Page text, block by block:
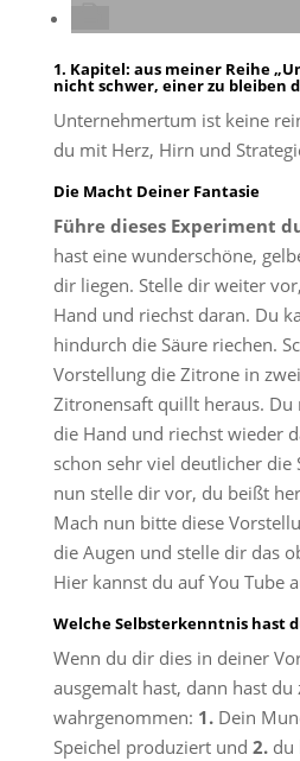
1. Kapitel: aus meiner Reihe
nicht schwer, einer zu bleiben
Unternehmertum ist keine
du mit Herz, Hirn und
Die Macht Deiner Fantasie
Führe dieses Experiment
hast eine wunderschöne,
dir liegen. Stelle dir weiter
Hand und riechst daran. Du
hindurch die Säure riechen.
Vorstellung die Zitrone in
Zitronensaft quillt heraus.
die Hand und riechst wieder
schon sehr viel deutlicher die
nun stelle dir vor, du beißt
Mach nun bitte diese
die Augen und stelle dir das
Hier kannst du auf You Tube
Welche Selbsterkenntnis hast
Wenn du dir dies in deiner
ausgemalt hast, dann hast
wahrgenommen: 1.Dein
Speichel produziert und 2.du